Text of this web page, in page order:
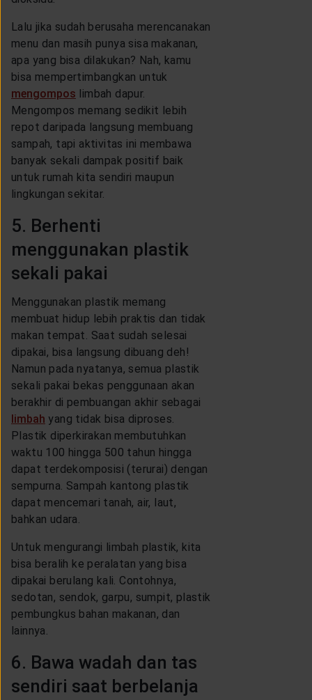
Lalu jika sudah berusaha merencanakan
menu dan masih punya sisa makanan,
apa yang bisa dilakukan? Nah, kamu
bisa mempertimbangkan untuk
mengompos limbah dapur.
Mengompos memang sedikit lebih
repot daripada langsung membuang
sampah, tapi aktivitas ini membawa
banyak sekali dampak positif baik
untuk rumah kita sendiri maupun
lingkungan sekitar.
5. Berhenti
menggunakan plastik
sekali pakai
Menggunakan plastik memang
membuat hidup lebih praktis dan tidak
makan tempat. Saat sudah selesai
dipakai, bisa langsung dibuang deh!
Namun pada nyatanya, semua plastik
sekali pakai bekas penggunaan akan
berakhir di pembuangan akhir sebagai
limbah yang tidak bisa diproses.
Plastik diperkirakan membutuhkan
waktu 100 hingga 500 tahun hingga
dapat terdekomposisi (terurai) dengan
sempurna. Sampah kantong plastik
dapat mencemari tanah, air, laut,
bahkan udara.
Untuk mengurangi limbah plastik, kita
bisa beralih ke peralatan yang bisa
dipakai berulang kali. Contohnya,
sedotan, sendok, garpu, sumpit, plastik
pembungkus bahan makanan, dan
lainnya.
6. Bawa wadah dan tas
sendiri saat berbelanja